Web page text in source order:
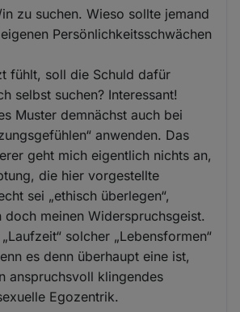
zu suchen. Wieso sollte jemand
Persönlichkeitsschwächen
fühlt, soll die Schuld dafür
selbst suchen? Interessant!
Muster demnächst auch bei
anwenden. Das
geht mich eigentlich nichts an,
die hier vorgestellte
sei „ethisch überlegen“,
doch meinen Widerspruchsgeist.
solcher „Lebensformen“
es denn überhaupt eine ist,
anspruchsvoll klingendes
Egozentrik.